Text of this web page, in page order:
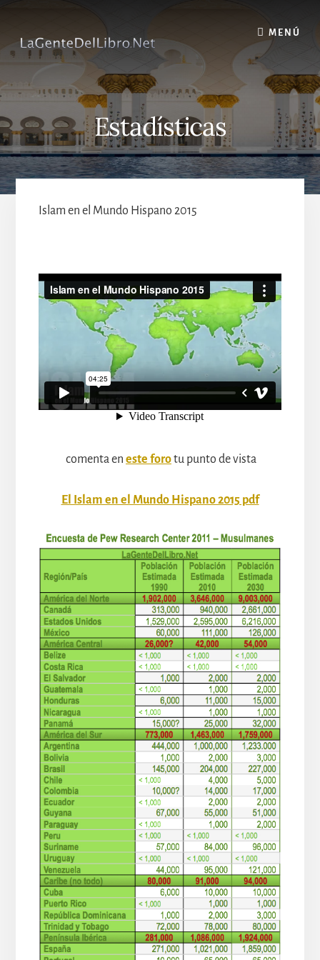
content
MENÚ
Estadísticas
Islam en el Mundo Hispano 2015
comenta en este forotu punto de vista
El Islam en el Mundo Hispano 2015 pdf